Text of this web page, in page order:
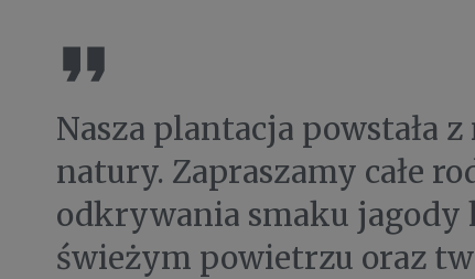
Nasza plantacja powstała
natury. Zapraszamy całe
odkrywania smaku jagody
świeżym powietrzu oraz